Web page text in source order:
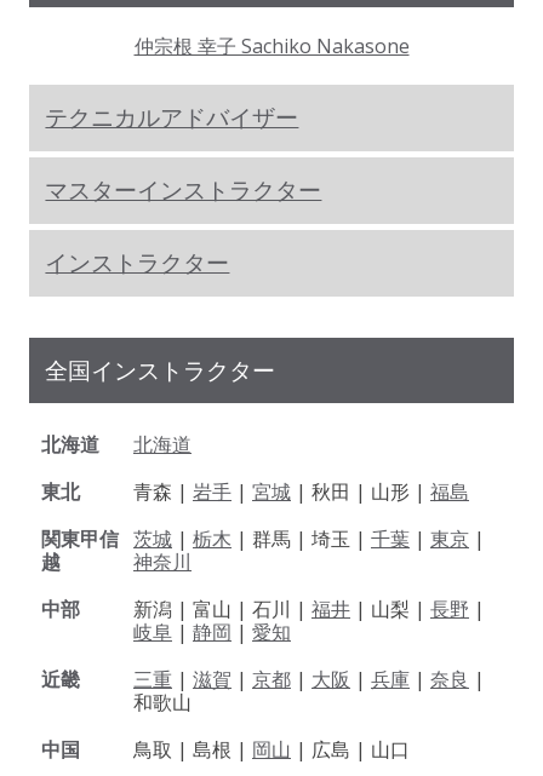
仲宗根 幸子 Sachiko Nakasone
テクニカルアドバイザー
マスターインストラクター
インストラクター
全国インストラクター
北海道
北海道
東北
青森 | 岩手 | 宮城 | 秋田 | 山形 | 福島
関東甲信
越
茨城 | 栃木 | 群馬 | 埼玉 | 千葉 | 東京 |
神奈川
中部
新潟 | 富山 | 石川 | 福井 | 山梨 | 長野 |
岐阜 | 静岡 | 愛知
近畿
三重 | 滋賀 | 京都 | 大阪 | 兵庫 | 奈良 |
和歌山
中国
鳥取 | 島根 | 岡山 | 広島 | 山口